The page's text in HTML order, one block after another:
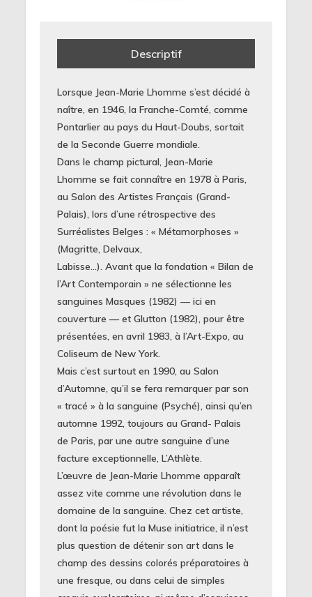
Descriptif
Lorsque Jean-Marie Lhomme s’est décidé à
naître, en 1946, la Franche-Comté, comme
Pontarlier au pays du Haut-Doubs, sortait
de la Seconde Guerre mondiale.
Dans le champ pictural, Jean-Marie
Lhomme se fait connaître en 1978 à Paris,
au Salon des Artistes Français (Grand-
Palais), lors d’une rétrospective des
Surréalistes Belges : « Métamorphoses »
(Magritte, Delvaux,
Labisse…). Avant que la fondation « Bilan de
l’Art Contem­porain » ne sélectionne les
sanguines Masques (1982) — ici en
couverture — et Glutton (1982), pour être
présentées, en avril 1983, à l’Art-Expo, au
Coliseum de New York.
Mais c’est surtout en 1990, au Salon
d’Automne, qu’il se fera remarquer par son
« tracé » à la sanguine (Psyché), ainsi qu’en
automne 1992, toujours au Grand- Palais
de Paris, par une autre sanguine d’une
facture exceptionnelle, L’Athlète.
L’œuvre de Jean-Marie Lhomme apparaît
assez vite comme une révolution dans le
domaine de la sanguine. Chez cet artiste,
dont la poésie fut la Muse initiatrice, il n’est
plus question de détenir son art dans le
champ des dessins colorés préparatoires à
une fresque, ou dans celui de simples